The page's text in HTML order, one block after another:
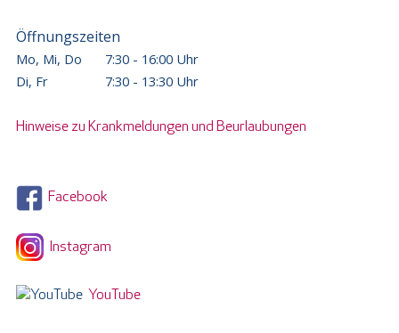
Öffnungszeiten
Mo, Mi, Do
7:30 - 16:00 Uhr
Di, Fr
7:30 - 13:30 Uhr
Hinweise zu Krankmeldungen und Beurlaubungen
Facebook
Instagram
YouTube